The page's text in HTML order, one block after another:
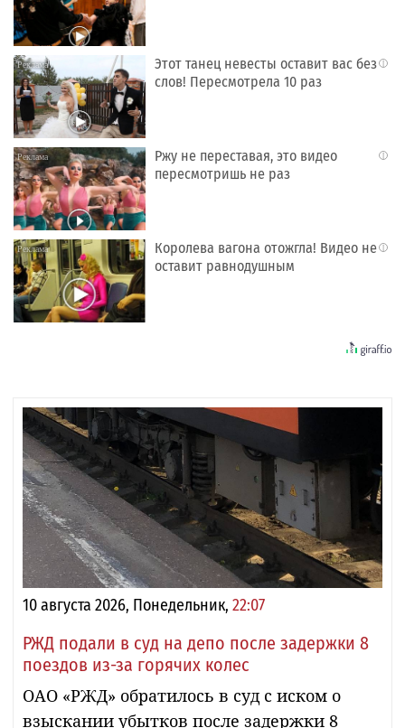
i
Этот танец невесты оставит вас без
слов! Пересмотрела 10 раз
i
Ржу не переставая, это видео
пересмотришь не раз
i
Королева вагона отожгла! Видео не
оставит равнодушным
10 августа 2026, Понедельник, 22:07
РЖД подали в суд на депо после задержки 8
поездов из-за горячих колес
ОАО «РЖД» обратилось в суд с иском о
взыскании убытков после задержки 8